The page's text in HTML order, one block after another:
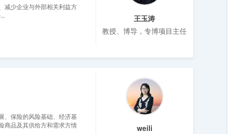
减少企业与外部相关利益方
王玉涛
教授、博导，专博项目主任
、保险的风险基础、经济基
商品及其供给方和需求方情
weili